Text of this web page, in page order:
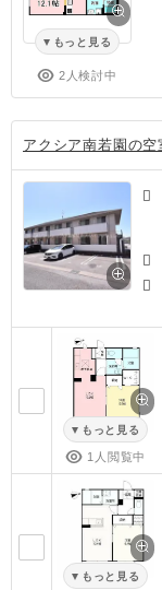
もっと見る
2人検討中
アクシア南若園の空
もっと見る
1人閲覧中
もっと見る